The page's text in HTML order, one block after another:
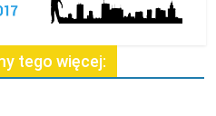
tego więcej: